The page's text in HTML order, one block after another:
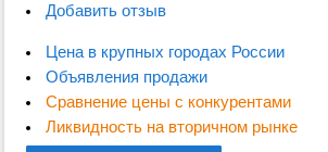
Добавить отзыв
Цена в крупных городах России
Объявления продажи
Сравнение цены с конкурентами
Ликвидность на вторичном рынке